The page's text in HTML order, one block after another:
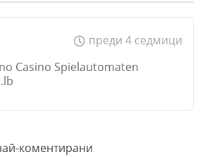
преди 4 седмици
Casino Spielautomaten
коментирани